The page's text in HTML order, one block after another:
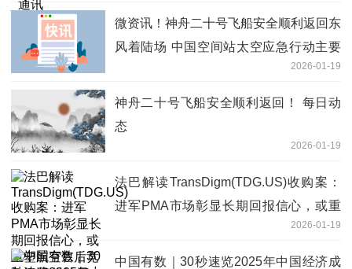
微资讯！神舟二十号飞船安全顺利返回东
风着陆场 中国空间站太空应急行动主要
2026-01-19
神舟二十号飞船安全顺利返回！ 每日动
态
2026-01-19
法巴解读TransDigm(TDG.US)收购案：
进军PMA市场彰显长期回报信心，或重
2026-01-19
中国有数｜30秒速览2025年中国经济成